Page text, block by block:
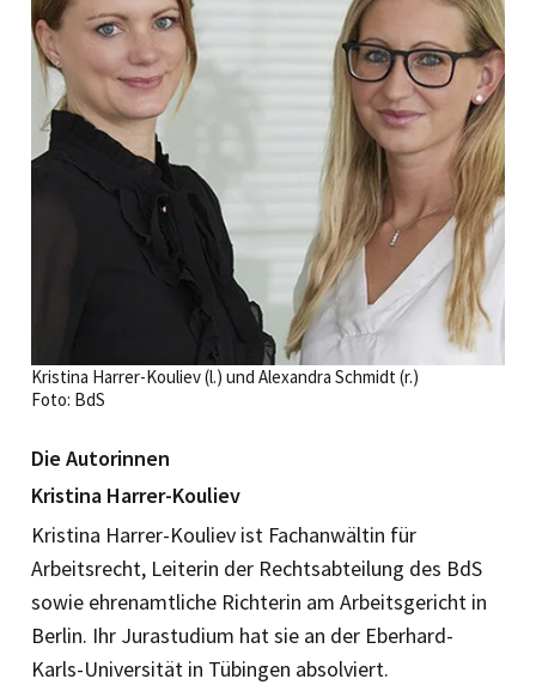
Kristina Harrer-Kouliev (l.) und Alexandra Schmidt (r.)
Foto: BdS
Die Autorinnen
Kristina Harrer-Kouliev
Kristina Harrer-Kouliev ist Fach­anwältin für
Arbeitsrecht, Leiterin der Rechtsabteilung des BdS
sowie ehrenamtliche Richterin am Arbeitsgericht in
Berlin. Ihr Jurastudium hat sie an der Eberhard-
Karls-Universität in Tübingen absolviert.